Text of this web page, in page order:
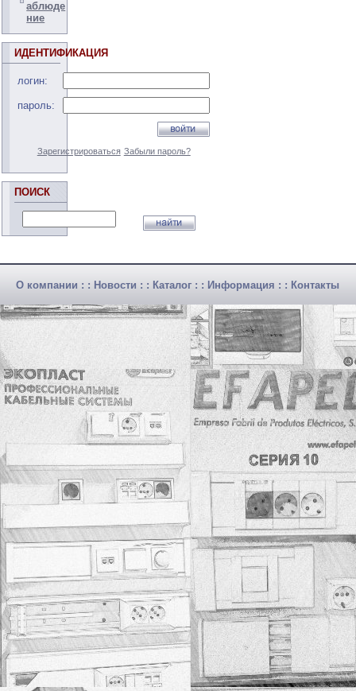
аблюде
ние
ИДЕНТИФИКАЦИЯ
логин:
пароль:
Зарегистрироваться Забыли пароль?
ПОИСК
О компании : : Новости : : Каталог : : Информация : : Контакты